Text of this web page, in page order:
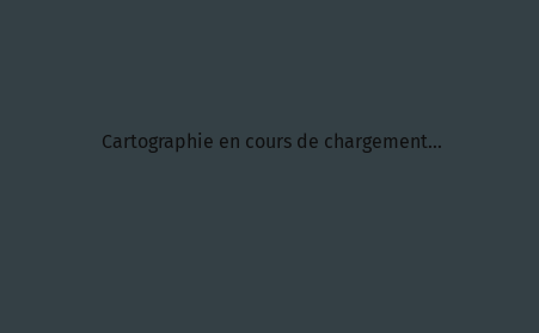
Cartographie en cours de chargement...